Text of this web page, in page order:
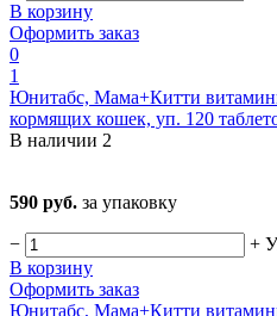
В корзину
Оформить заказ
0
1
Юнитабс, Мама+Китти
кормящих кошек, уп. 120
В наличии 2
590 руб. за упаковку
− +
В корзину
Оформить заказ
Юнитабс, Мама+Китти